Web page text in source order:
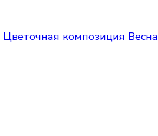
Цветочная композиция Весна